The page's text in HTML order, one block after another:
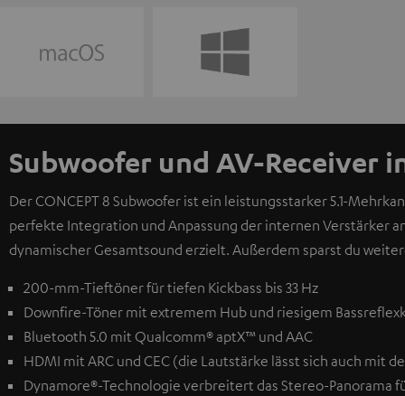
Subwoofer und AV-Receiver
Der CONCEPT 8 Subwoofer ist ein leistungsstarker 5.1-
perfekte Integration und Anpassung der internen Verstärker
dynamischer Gesamtsound erzielt. Außerdem sparst du
200-mm-Tieftöner für tiefen Kickbass bis 33 Hz
Downfire-Töner mit extremem Hub und riesigem
Bluetooth 5.0 mit Qualcomm® aptX™ und AAC
HDMI mit ARC und CEC (die Lautstärke lässt sich auch mit
Dynamore®-Technologie verbreitert das Stereo-Panorama